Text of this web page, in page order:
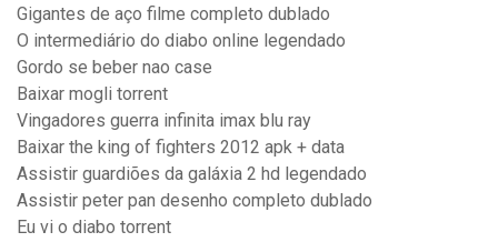
Gigantes de aço filme completo dublado
O intermediário do diabo online legendado
Gordo se beber nao case
Baixar mogli torrent
Vingadores guerra infinita imax blu ray
Baixar the king of fighters 2012 apk + data
Assistir guardiões da galáxia 2 hd legendado
Assistir peter pan desenho completo dublado
Eu vi o diabo torrent